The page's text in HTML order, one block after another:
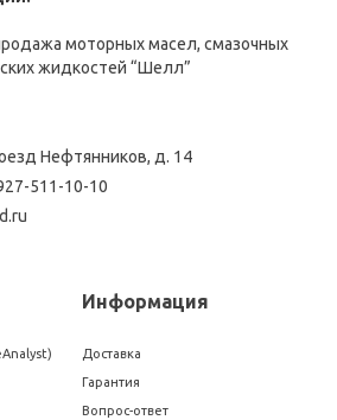
моторных масел, смазочных
жидкостей “Шелл”
Нефтянников, д. 14
511-10-10
Информация
Доставка
Гарантия
Вопрос-ответ